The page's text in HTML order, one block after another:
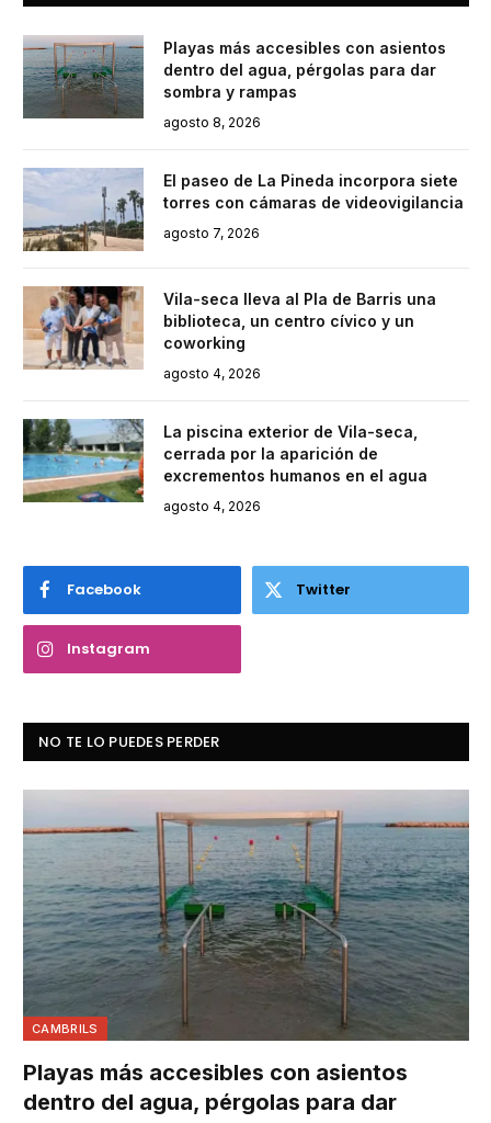
Playas más accesibles con asientos
dentro del agua, pérgolas para dar
sombra y rampas
agosto 8, 2026
El paseo de La Pineda incorpora siete
torres con cámaras de videovigilancia
agosto 7, 2026
Vila-seca lleva al Pla de Barris una
biblioteca, un centro cívico y un
coworking
agosto 4, 2026
La piscina exterior de Vila-seca,
cerrada por la aparición de
excrementos humanos en el agua
agosto 4, 2026
Facebook Twitter
Instagram
NO TE LO PUEDES PERDER
CAMBRILS
Playas más accesibles con asientos
dentro del agua, pérgolas para dar